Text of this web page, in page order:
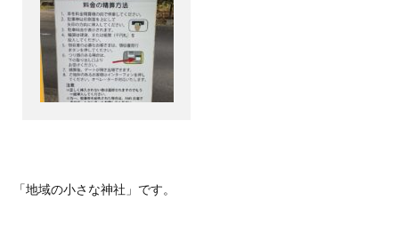
「地域の小さな神社」です。